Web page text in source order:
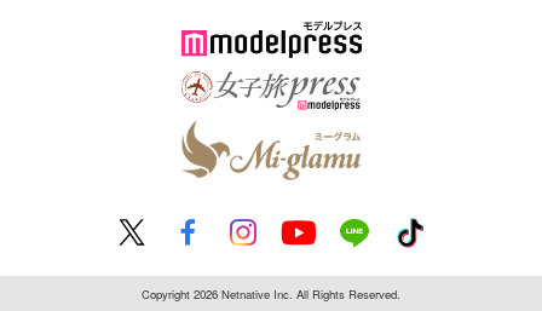
Copyright 2026 Netnative Inc. All Rights Reserved.